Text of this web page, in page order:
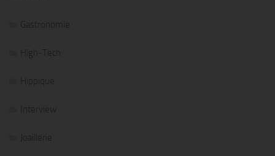
Gastronomie
High-Tech
Hippique
Interview
Joaillerie